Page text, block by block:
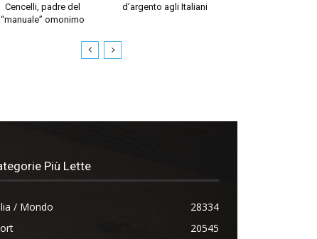
Cencelli, padre del
“manuale” omonimo
d’argento agli Italiani
Più Lette
/ Mondo
28334
20545